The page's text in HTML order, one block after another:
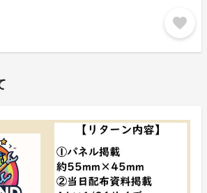
favorite